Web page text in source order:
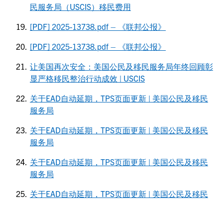
民服务局（USCIS）移民费用
[PDF] 2025-13738.pdf – 《联邦公报》
[PDF] 2025-13738.pdf – 《联邦公报》
让美国再次安全：美国公民及移民服务局年终回顾彰
显严格移民整治行动成效 | USCIS
关于EAD自动延期，TPS页面更新 | 美国公民及移民
服务局
关于EAD自动延期，TPS页面更新 | 美国公民及移民
服务局
关于EAD自动延期，TPS页面更新 | 美国公民及移民
服务局
关于EAD自动延期，TPS页面更新 | 美国公民及移民